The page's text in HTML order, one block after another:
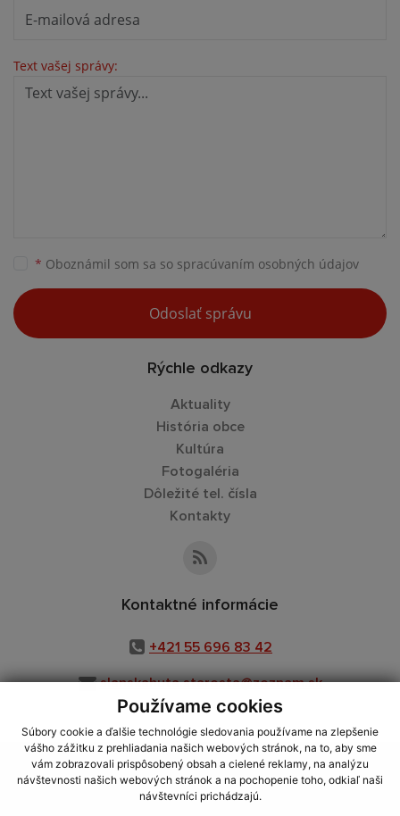
Používame cookies
Súbory cookie a ďalšie technológie sledovania používame na zlepšenie
vášho zážitku z prehliadania našich webových stránok, na to, aby sme
vám zobrazovali prispôsobený obsah a cielené reklamy, na analýzu
návštevnosti našich webových stránok a na pochopenie toho, odkiaľ naši
návštevníci prichádzajú.
Text vašej správy:
* Oboznámil som sa so spracúvaním osobných údajov
Odoslať správu
Rýchle odkazy
Aktuality
História obce
Kultúra
Fotogaléria
Dôležité tel. čísla
Kontakty
Kontaktné informácie
+421 55 696 83 42
slanskahuta.starosta@zoznam.sk
využite možnosť získavania aktuálnych informácií s využitím RSS
CMS systém (redakčný) systém ECHELON 2,Mapa stránok,web portál
webex.digital, s.r.o.,domény,registrácia domény